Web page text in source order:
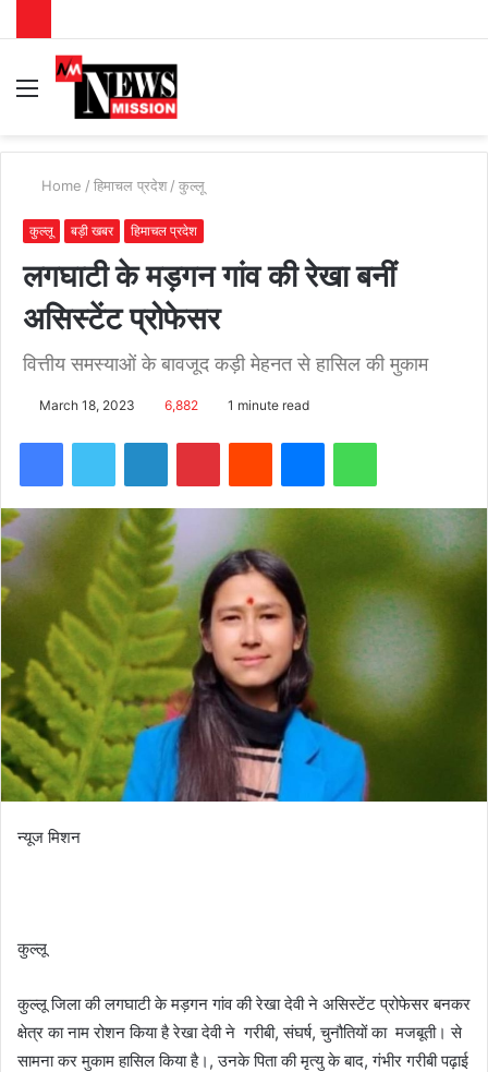
Menu
Home / हिमाचल प्रदेश / कुल्लू
कुल्लू बड़ी खबर हिमाचल प्रदेश
लगघाटी के मड़गन गांव की रेखा बनीं
असिस्टेंट प्रोफेसर
वित्तीय समस्याओं के बावजूद कड़ी मेहनत से हासिल की मुकाम
March 18, 2023 6,882 1 minute read
न्यूज मिशन
कुल्लू
कुल्लू जिला की लगघाटी के मड़गन गांव की रेखा देवी ने असिस्टेंट प्रोफेसर बनकर
क्षेत्र का नाम रोशन किया है रेखा देवी ने गरीबी, संघर्ष, चुनौतियों का मजबूती। से
सामना कर मुकाम हासिल किया है।, उनके पिता की मृत्यु के बाद, गंभीर गरीबी पढ़ाई